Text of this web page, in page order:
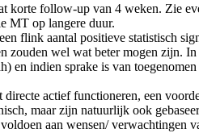
korte follow-up van 4 weken. Zie
MT op langere duur.
flink aantal positieve statistisch
wel wat beter mogen zijn.
en indien sprake is van
actief functioneren, een
maar zijn natuurlijk ook
aan wensen/